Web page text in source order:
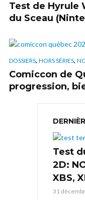
Test de Hyrule
du Sceau
DOSSIERS, HORS SÉRIES,
Comiccon de
progression,
Test
2D:
XBS,
31